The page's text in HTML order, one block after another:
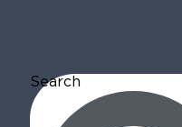
Search